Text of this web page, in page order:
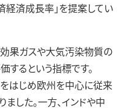
経済成長率」を提案してい
果ガスや大気汚染物質の
るという指標です。
はじめ欧州を中心に従来
した。一方、インドや中